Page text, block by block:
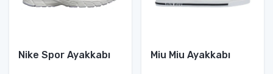
Nike Spor Ayakkabı Miu Miu Ayakkabı